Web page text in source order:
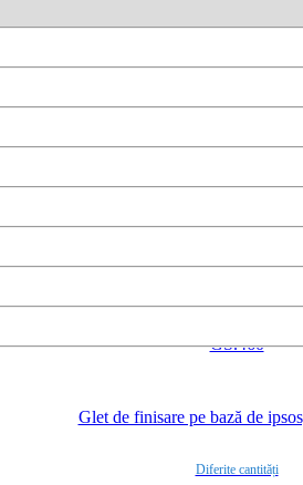
GS.460
Glet de finisare pe bază de
Diferite cantități